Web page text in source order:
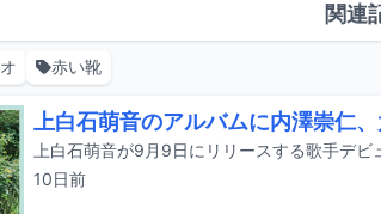
関連
赤い靴
上白石萌音のアルバムに内澤崇仁
10日前